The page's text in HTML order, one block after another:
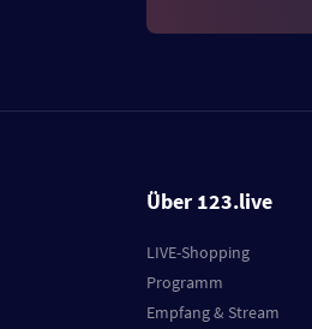
Über 123.live
LIVE-Shopping
Programm
Empfang & Stream